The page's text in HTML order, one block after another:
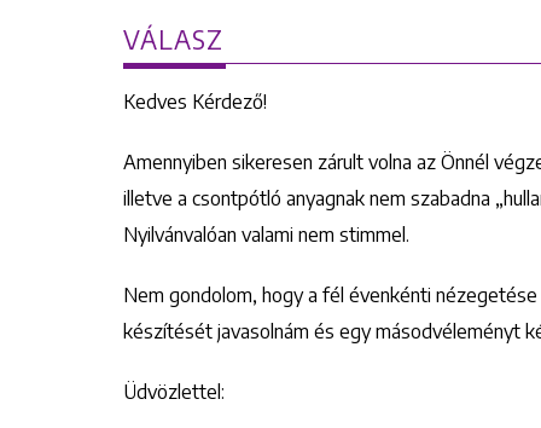
VÁLASZ
Kedves Kérdező!
Amennyiben sikeresen zárult volna az Önnél
illetve a csontpótló anyagnak nem szabadna
Nyilvánvalóan valami nem stimmel.
Nem gondolom, hogy a fél évenkénti
készítését javasolnám és egy másodvéleményt
Üdvözlettel: